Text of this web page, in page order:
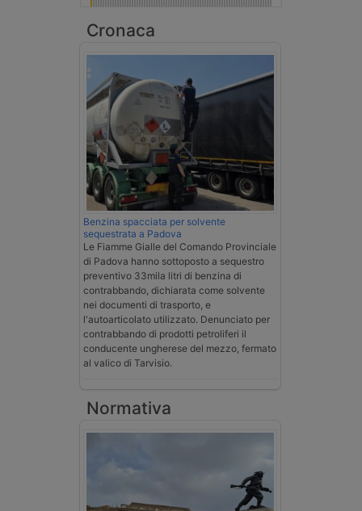
Cronaca
Benzina spacciata per solvente
sequestrata a Padova
Le Fiamme Gialle del Comando Provinciale
di Padova hanno sottoposto a sequestro
preventivo 33mila litri di benzina di
contrabbando, dichiarata come solvente
nei documenti di trasporto, e
l'autoarticolato utilizzato. Denunciato per
contrabbando di prodotti petroliferi il
conducente ungherese del mezzo, fermato
al valico di Tarvisio.
Normativa